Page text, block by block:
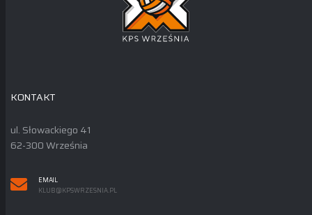
KONTAKT
ul. Słowackiego 41
62-300 Września
EMAIL
KLUB@KPSWRZESNIA.PL